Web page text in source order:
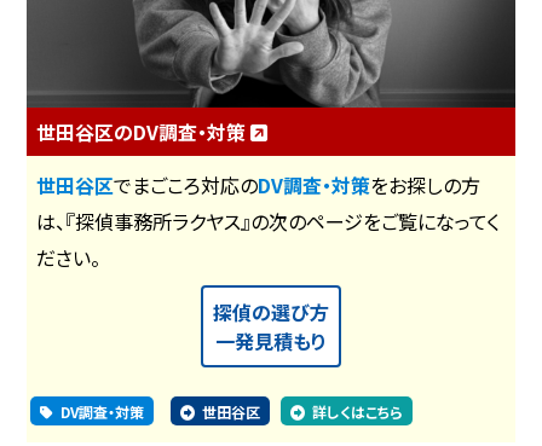
世田谷区のDV調査・対策
世田谷区でまごころ対応のDV調査・対策をお探しの方
は、『探偵事務所ラクヤス』の次のページをご覧になってく
ださい。
探偵の選び方
一発見積もり
DV調査・対策 世田谷区 詳しくはこちら